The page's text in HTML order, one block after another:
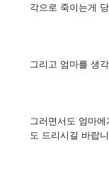
각으로 죽이는게
그리고 엄마를 생
그러면서도 엄마
도 드리시길 바랍